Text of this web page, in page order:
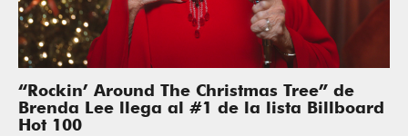
“Rockin’ Around The Christmas Tree” de
Brenda Lee llega al #1 de la lista Billboard
Hot 100